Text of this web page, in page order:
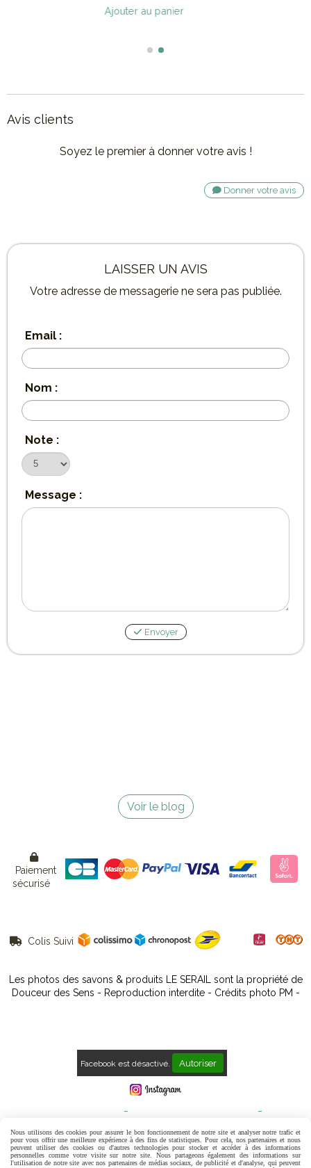
Avis clients
Soyez le premier à donner votre avis !
Donner votre avis
LAISSER UN AVIS
Votre adresse de messagerie ne sera pas publiée.
Email :
Nom :
Note :
Message :
Envoyer
Voir le blog

Paiement
sécurisé
 Colis Suivi
Les photos des savons & produits LE SERAIL sont la propriété de
Douceur des Sens - Reproduction interdite - Crédits photo PM -
Facebook est désactivé. Autoriser
Politique de confidentialité Gestion cookies Mon Compte
Contact Avis Clients
Nous utilisons des cookies pour assurer le bon fonctionnement de notre site et analyser notre trafic et
pour vous offrir une meilleure expérience à des fins de statistiques. Pour cela, nos partenaires et nous
peuvent utiliser des cookies ou d'autres technologies pour stocker et accéder à des informations
personnelles comme votre visite sur notre site. Nous partageons également des informations sur
l'utilisation de notre site avec nos partenaires de médias sociaux, de publicité et d'analyse, qui peuvent